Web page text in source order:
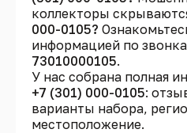
коллекторы
000-0105?
информацией по
73010000105.
У нас собрана полная
+7 (301) 000-0105:
варианты набора,
местоположение.